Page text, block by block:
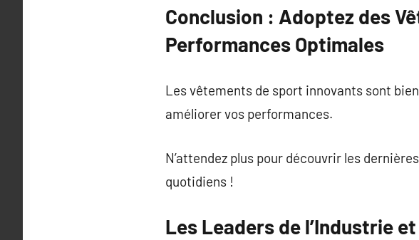
Conclusion : Adoptez des
Performances Optimales
Les vêtements de sport innovants sont
améliorer vos performances.
N’attendez plus pour découvrir les
quotidiens !
Les Leaders de l’Industrie